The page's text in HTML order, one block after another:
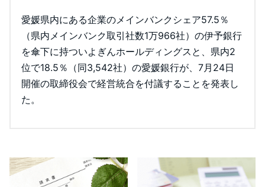
愛媛県内にある企業のメインバンクシェア57.5％
（県内メインバンク取引社数1万966社）の伊予銀行
を傘下に持ついよぎんホールディングスと、県内2
位で18.5％（同3,542社）の愛媛銀行が、7月24日
開催の取締役会で経営統合を付議することを発表し
た。